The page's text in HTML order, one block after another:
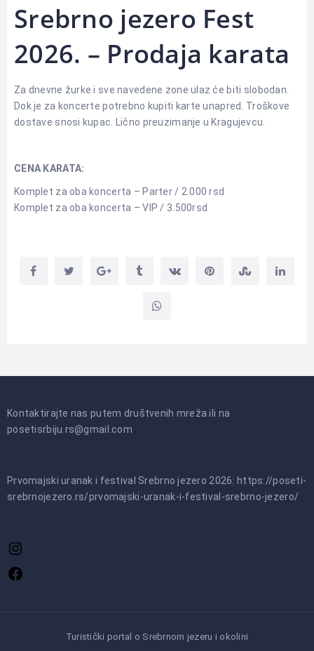
Srebrno jezero Fest
2026. – Prodaja karata
Za dnevne žurke i sve navedene zone ulaz će biti slobodan.
Dok je za koncerte potrebno kupiti karte unapred. Troškove
dostave snosi kupac. Lično preuzimanje u Kragujevcu.
CENA KARATA:
Komplet za oba koncerta – Parter / 2.000 rsd
Komplet za oba koncerta – VIP / 3.500rsd
Kontaktirajte nas putem društvenih mreža ili na
posetisrbiju.rs@gmail.com
Prvomajski uranak i festival Srebrno jezero 2026: https://poseti-
srebrnojezero.rs/prvomajski-uranak-i-festival-srebrno-jezero/
Turistički portal o Srebrnom jezeru i okolini